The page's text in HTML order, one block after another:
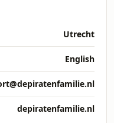
Utrecht
English
depiratenfamilie.nl